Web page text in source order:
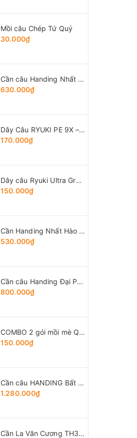
Mồi câu Chép Tứ Quý
30.000₫
Cần câu Handing Nhất Hào thế hệ 6
630.000₫
Dây Câu RYUKI PE 9X – Braid
170.000₫
Dây câu Ryuki Ultra Green
150.000₫
Cần Handing Nhất Hào bản Tổng Hợp
530.000₫
Cần câu Handing Đại Phong 5H
800.000₫
COMBO 2 gói mồi mè Quân Lữ + 3 gói Tổng hợp Tứ Quý
150.000₫
Cần câu HANDING Bất Phàm
1.280.000₫
Cần La Văn Cương TH3 bản Tổng Hợp